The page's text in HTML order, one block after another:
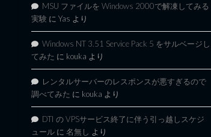
MSU ファイルを Windows 2000で解凍してみる
実験 に Yas より
Windows NT 3.51 Service Pack 5 をサルベージし
てみた に kouka より
レンタルサーバーのレスポンスが悪すぎるので
調べてみた に kouka より
DTI の VPSサービス終了に伴う引っ越しスケジ
ュール に 名無し より